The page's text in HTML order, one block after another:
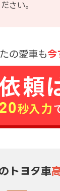
さい。
の愛車も今
トヨタ車